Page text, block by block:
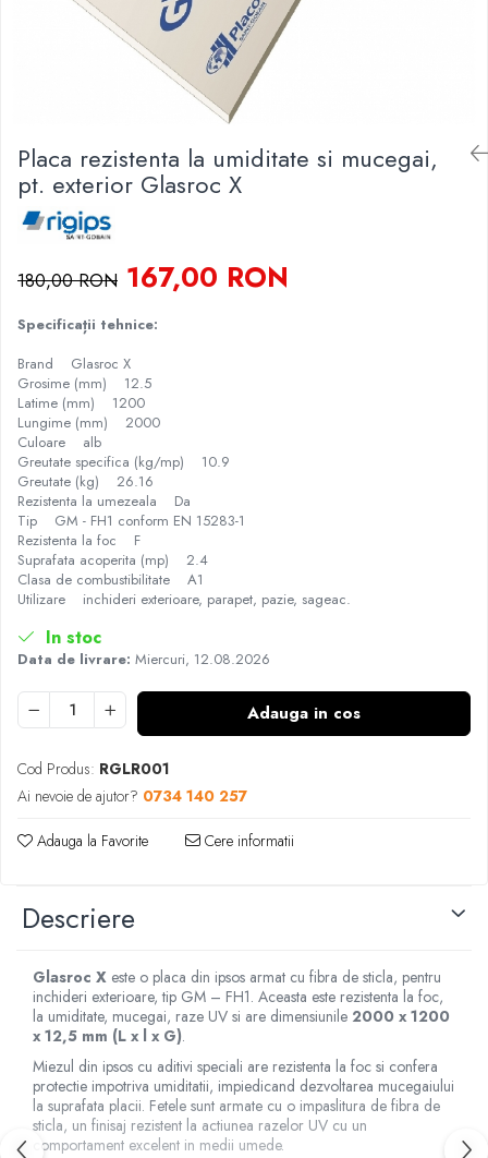
Finisare Gips Carton
Ipsos si Pasta Imbinare
Ipsos Adeziv Gips Carton
Grosime Tabla 0.6MM
Profile UA
Placa rezistenta la umiditate si mucegai,
pt. exterior Glasroc X
180,00 RON 167,00 RON
Specificații tehnice:
Brand Glasroc X
Grosime (mm) 12.5
Latime (mm) 1200
Lungime (mm) 2000
Culoare alb
Greutate specifica (kg/mp) 10.9
Greutate (kg) 26.16
Rezistenta la umezeala Da
Tip GM - FH1 conform EN 15283-1
Rezistenta la foc F
Suprafata acoperita (mp) 2.4
Clasa de combustibilitate A1
Utilizare inchideri exterioare, parapet, pazie, sageac.
In stoc
Data de livrare: Miercuri, 12.08.2026
Adauga in cos
Cod Produs: RGLR001
Ai nevoie de ajutor? 0734 140 257
Adauga la Favorite Cere informatii
Descriere
Glasroc X este o placa din ipsos armat cu fibra de sticla, pentru
inchideri exterioare, tip GM – FH1. Aceasta este rezistenta la foc,
la umiditate, mucegai, raze UV si are dimensiunile 2000 x 1200
x 12,5 mm (L x l x G).
Miezul din ipsos cu aditivi speciali are rezistenta la foc si confera
protectie impotriva umiditatii, impiedicand dezvoltarea mucegaiului
la suprafata placii. Fetele sunt armate cu o impaslitura de fibra de
sticla, un finisaj rezistent la actiunea razelor UV cu un
comportament excelent in medii umede.